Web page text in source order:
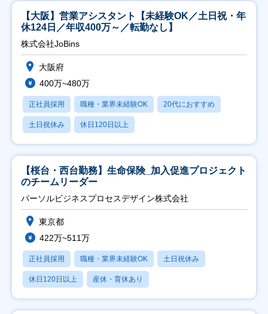
【大阪】営業アシスタント【未経験OK／土日祝・年
休124日／年収400万～／転勤なし】
株式会社JoBins
大阪府
400万~480万
正社員採用 職種・業界未経験OK 20代におすすめ
土日祝休み 休日120日以上
【桜台・西台勤務】生命保険_加入促進プロジェクト
のチームリーダー
パーソルビジネスプロセスデザイン株式会社
東京都
422万~511万
正社員採用 職種・業界未経験OK 土日祝休み
休日120日以上 産休・育休あり